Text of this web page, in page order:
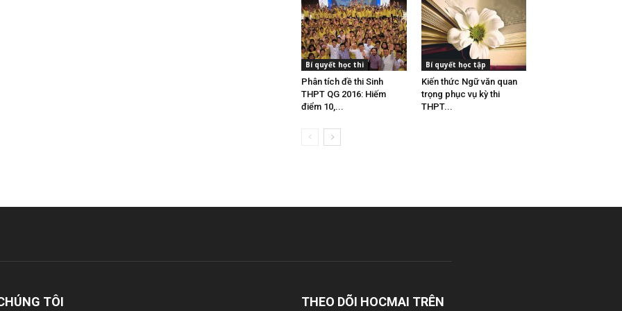
Bí quyết học thi
Phân tích đề thi Sinh
THPT QG 2016: Hiếm
điểm 10,...
Bí quyết học tập
Kiến thức Ngữ văn quan
trọng phục vụ kỳ thi
THPT...
TÔI THEO DÕI HOCMAI TRÊN